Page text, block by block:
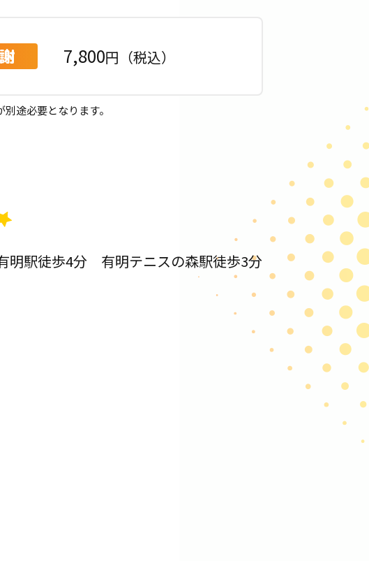
7,800円（税込）
途必要となります。
明駅徒歩4分 有明テニスの森駅徒歩3分